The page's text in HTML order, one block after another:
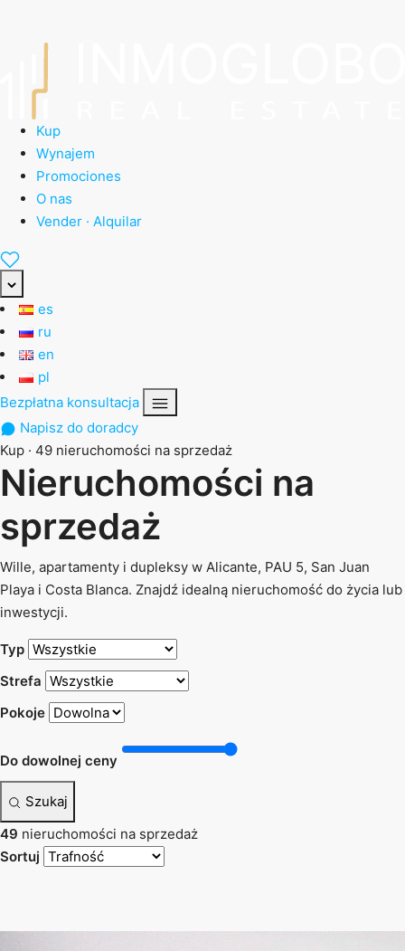
Kup
Wynajem
Promociones
O nas
Vender · Alquilar
es
ru
en
pl
Bezpłatna konsultacja
Napisz do doradcy
Kup · 49 nieruchomości na sprzedaż
Nieruchomości na
sprzedaż
Wille, apartamenty i dupleksy w Alicante, PAU 5, San Juan
Playa i Costa Blanca. Znajdź idealną nieruchomość do życia lub
inwestycji.
Typ
Strefa
Pokoje
Do dowolnej ceny
Szukaj
49 nieruchomości na sprzedaż
Sortuj